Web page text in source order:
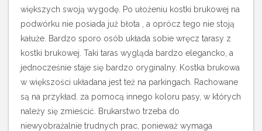
większych swoją wygodę. Po ułożeniu kostki brukowej na
podwórku nie posiada już błota , a oprócz tego nie stoją
kałuże. Bardzo sporo osób układa sobie wręcz tarasy z
kostki brukowej. Taki taras wygląda bardzo elegancko, a
jednocześnie staje się bardzo oryginalny. Kostka brukowa
w większości układana jest też na parkingach. Rachowane
są na przykład. za pomocą innego koloru pasy, w których
należy się zmieścić. Brukarstwo trzeba do
niewyobrażalnie trudnych prac, ponieważ wymaga